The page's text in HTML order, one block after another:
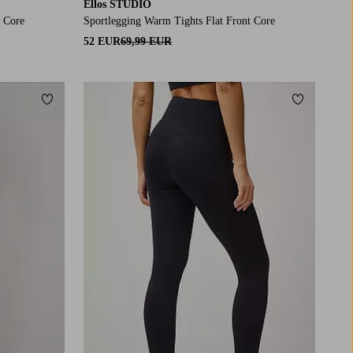
Core
Ellos STUDIO
Sportlegging Warm Tights Flat Front Core
52 EUR69,99 EUR
Toevoegen aan favorieten